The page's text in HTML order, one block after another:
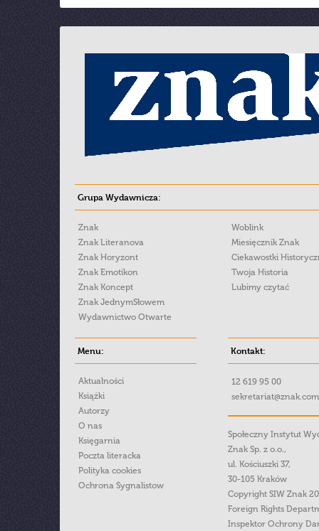
Grupa Wydawnicza:
Znak
Znak Literanova
Znak Horyzont
Znak Emotikon
Znak Koncept
Znak JednymSłowem
Wydawnictwo Otwarte
Woblink
Miesięcznik Znak
Ciekawostki
Twoja Historia
Lubimy czytać
Menu:
Aktualności
Książki
Autorzy
O nas
Księgarnia
Poczta literacka
Polityka cookies
Ochrona Sygnalistow
Kontakt:
12 619 95 00
Społeczny Instytut
Znak Sp. z o.o.,
ul. Kościuszki 37,
30-105 Kraków
Copyright SIW Znak
Foreign Rights
Inspektor Ochrony